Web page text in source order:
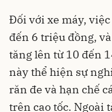
Đối với xe máy,
đến 6 triệu đồng,
tăng lên từ 10 đến
này thể hiện sự
răn đe và hạn chế
trên cao tốc. Ngoài